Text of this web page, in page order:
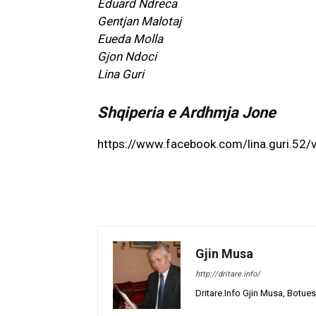
Eduard Ndreca
Gentjan Malotaj
Eueda Molla
Gjon Ndoci
Lina Guri
Shqiperia e Ardhmja Jone
https://www.facebook.com/
Gjin Musa
http://dritare.info/
Dritare.Info Gjin Musa, Botues